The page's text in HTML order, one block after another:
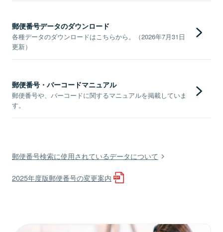
郵便番号データのダウンロード
各種データのダウンロードはこちらから。（2026年7月31日
更新）
郵便番号・バーコードマニュアル
郵便番号や、バーコードに関するマニュアルを掲載していま
す。
郵便番号検索に使用されているデータについて
2025年度版郵便番号の変更案内